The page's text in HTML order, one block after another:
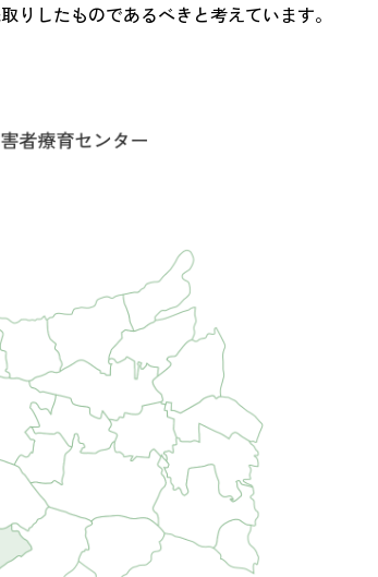
したものであるべきと考えています。